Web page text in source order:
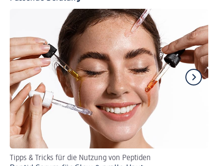
Tipps & Tricks für die Nutzung von Peptiden